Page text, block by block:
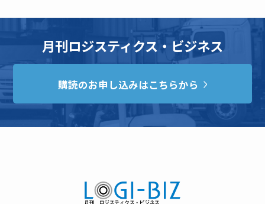
月刊ロジスティクス・ビジネス
購読のお申し込みはこちらから